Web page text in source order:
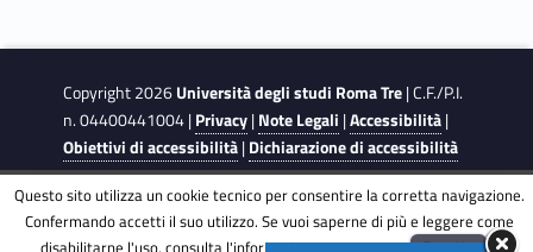
Copyright 2026Università degli studi Roma Tre| C.F./P.I.
n. 04400441004 |Privacy|Note Legali |Accessibilità|
Obiettivi di accessibilità|Dichiarazione di accessibilità
This site is protected by reCAPTCHA and the Google Privacy
PolicyandTerms of Service apply.
Questo sito utilizza un cookie tecnico per consentire la corretta navigazione.
Confermando accetti il suo utilizzo. Se vuoi saperne di più e leggere come
disabilitarne l'uso, consulta l'informativa estesa.ENG Accetta